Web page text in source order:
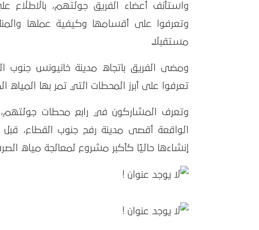
واستأنف أعضاء الفريق جولتهم، بالاطلاع
وتعرفوا على أقسامها وكيفية عملها
مستقبلًا.
ومضى الفريق باتجاه مدينة خانيونس جنوب
تعرفوا على أبرز المحطات التي تمر بها
وتعرف المشاركون في رابع محطات
الواقعة أقصى مدينة رفح جنوب القطاع، قبل
إنشاءها حاليًا كأكبر مشروع لمعالجة مياه